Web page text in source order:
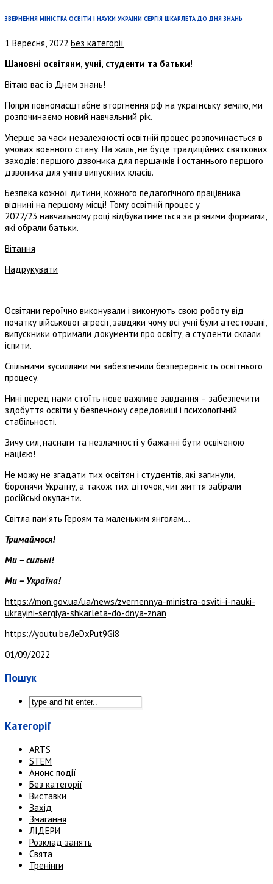
ЗВЕРНЕННЯ МІНІСТРА ОСВІТИ І НАУКИ УКРАЇНИ СЕРГІЯ ШКАРЛЕТА ДО ДНЯ ЗНАНЬ
1 Вересня, 2022 Без категорії
Шановні освітяни, учні, студенти та батьки!
Вітаю вас із Днем знань!
Попри повномасштабне вторгнення рф на українську землю, ми
розпочинаємо новий навчальний рік.
Уперше за часи незалежності освітній процес розпочинається в
умовах воєнного стану. На жаль, не буде традиційних святкових
заходів: першого дзвоника для першачків і останнього першого
дзвоника для учнів випускних класів.
Безпека кожної дитини, кожного педагогічного працівника
віднині на першому місці! Тому освітній процес у
2022/23 навчальному році відбуватиметься за різними формами,
які обрали батьки.
Вітання
Надрукувати
Освітяни героїчно виконували і виконують свою роботу від
початку військової агресії, завдяки чому всі учні були атестовані,
випускники отримали документи про освіту, а студенти склали
іспити.
Спільними зусиллями ми забезпечили безперервність освітнього
процесу.
Нині перед нами стоїть нове важливе завдання – забезпечити
здобуття освіти у безпечному середовищі і психологічній
стабільності.
Зичу сил, наснаги та незламності у бажанні бути освіченою
нацією!
Не можу не згадати тих освітян і студентів, які загинули,
боронячи Україну, а також тих діточок, чиї життя забрали
російські окупанти.
Світла пам’ять Героям та маленьким янголам…
Тримаймося!
Ми – сильні!
Ми – Україна!
https://mon.gov.ua/ua/news/zvernennya-ministra-osviti-i-nauki-
ukrayini-sergiya-shkarleta-do-dnya-znan
https://youtu.be/JeDxPut9Gi8
01/09/2022
Пошук
Категорії
ARTS
STEM
Анонс події
Без категорії
Виставки
Захід
Змагання
ЛІДЕРИ
Розклад занять
Свята
Тренінги